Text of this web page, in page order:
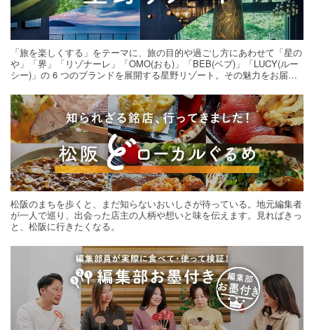
「旅を楽しくする」をテーマに、旅の目的や過ごし方にあわせて「星の
や」「界」「リゾナーレ」「OMO(おも)」「BEB(ベブ)」「LUCY(ルー
シー)」の 6 つのブランドを展開する星野リゾート。その魅力をお届け
松阪のまちを歩くと、まだ知らないおいしさが待っている。地元編集者
が一人で巡り、出会った店主の人柄や想いと味を伝えます。見ればきっ
と、松阪に行きたくなる。